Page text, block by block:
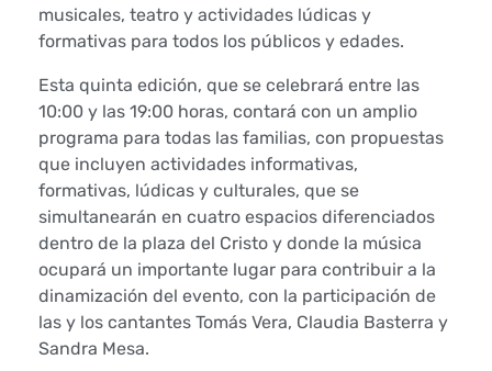
p
r
e
p
a
r
a
p
musicales, teatro y actividades lúdicas y
formativas para todos los públicos y edades.
Esta quinta edición, que se celebrará entre las
10:00 y las 19:00 horas, contará con un amplio
programa para todas las familias, con propuestas
que incluyen actividades informativas,
formativas, lúdicas y culturales, que se
simultanearán en cuatro espacios diferenciados
dentro de la plaza del Cristo y donde la música
ocupará un importante lugar para contribuir a la
dinamización del evento, con la participación de
las y los cantantes Tomás Vera, Claudia Basterra y
Sandra Mesa.